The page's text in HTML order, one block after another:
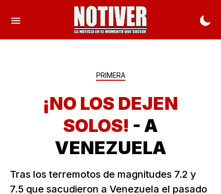
PRIMERA
¡NO LOS DEJEN
SOLOS! - A
VENEZUELA
Tras los terremotos de magnitudes 7.2 y
7.5 que sacudieron a Venezuela el pasado